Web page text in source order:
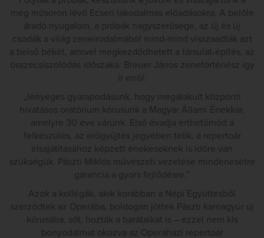
még műsoron lévő Ecseri lakodalmas előadásokra. A belőle
áradó nyugalom, a próbák nagyszerűsége, az új és új
csodák a világ zeneirodalmából mind-mind visszaadták azt
a belső békét, amivel megkezdődhetett a társulat-építés, az
összecsiszolódás időszaka. Breuer János zenetörténész így
ír erről:
„lényeges gyarapodásunk, hogy megalakult központi
hivatásos oratórium kórusunk a Magyar Állami Énekkar,
amelyre 30 éve várunk. Első évadja érthetőmód a
felkészülés, az erőgyűjtés jegyében telik, a repertoár
elsajátításához képzett énekeseknek is időre van
szükségük. Pászti Miklós művészeti vezetése mindenesetre
garancia a gyors fejlődésre.”
Azok a kollégák, akik korábban a Népi Együttesből
szerződtek az Operába, boldogan jöttek Pászti karnagyúr új
kórusába, sőt, hozták a barátaikat is – ezzel nem kis
bonyodalmat okozva az Operaházi repertoár